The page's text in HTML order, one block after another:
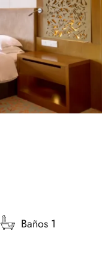
Baños 1